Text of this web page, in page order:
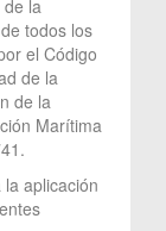
la
todos los
el Código
de la
de la
Marítima
aplicación